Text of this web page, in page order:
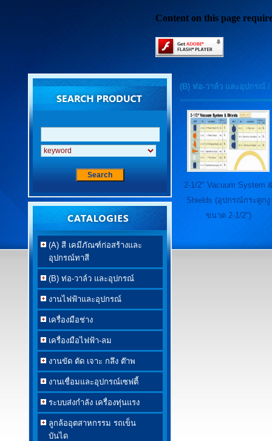
Content on this page
(A) สี เคมีภัณฑ์ก่อสร้างและ
อุปกรณ์ทาสี
(B) ท่อ-วาล์ว และอุปกรณ์
งานไฟฟ้าและอุปกรณ์
เครื่องมือช่าง
เครื่องมือไฟฟ้า-ลม
งานขัด ตัด เจาะ กลึง ต๊าพ
งานเชื่อมและอุปกรณ์เซฟตี้
ระบบส่งกำลัง เครื่องทุ่นแรง
ลูกล้ออุตสาหกรรม รถเข็น
บันได
(B) ท่อ-วาล์ว และอุปกรณ์ /
2-1/2" Vacuum System
Shields (อุปกรณ์กระดูกงู
ขนาด 2-1/2")